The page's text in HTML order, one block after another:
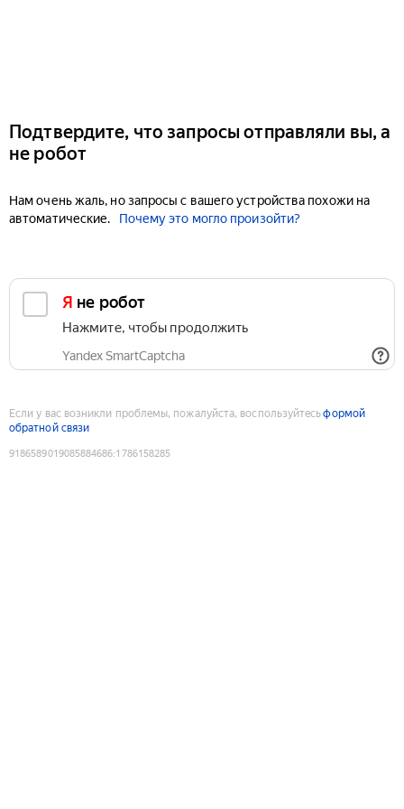
Подтвердите, что запросы отправляли вы, а
не робот
Нам очень жаль, но запросы с вашего устройства похожи на
автоматические.
Почему это могло произойти?
Я не робот
Нажмите, чтобы продолжить
Yandex SmartCaptcha
Если у вас возникли проблемы, пожалуйста, воспользуйтесьформой
обратной связи
9186589019085884686:1786158285